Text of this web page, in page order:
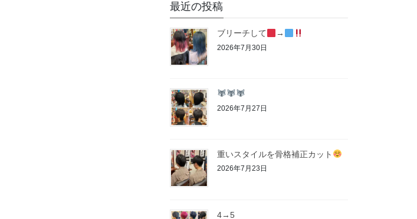
最近の投稿
ブリーチして →
2026年7月30日
2026年7月27日
重いスタイルを骨格補正カット
2026年7月23日
4→5